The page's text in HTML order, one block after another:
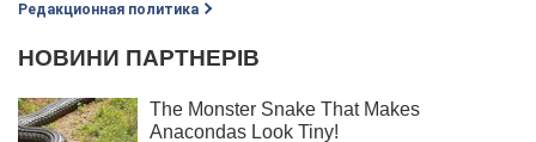
Редакционная политика